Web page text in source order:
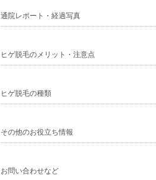
通院レポート・経過写真
ヒゲ脱毛のメリット・注意点
ヒゲ脱毛の種類
その他のお役立ち情報
お問い合わせなど